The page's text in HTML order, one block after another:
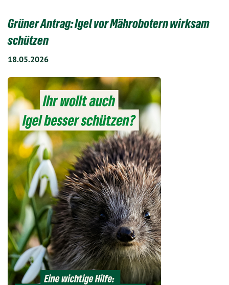
Grüner Antrag: Igel vor Mährobotern wirksam
schützen
18.05.2026